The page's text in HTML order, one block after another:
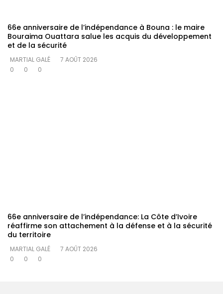
66e anniversaire de l’indépendance à Bouna : le maire
Bouraima Ouattara salue les acquis du développement
et de la sécurité
MARTIAL GALÉ
7 AOÛT 2026
0
0 0
66e anniversaire de l’indépendance: La Côte d’Ivoire
réaffirme son attachement à la défense et à la sécurité
du territoire
MARTIAL GALÉ
7 AOÛT 2026
0
0 0